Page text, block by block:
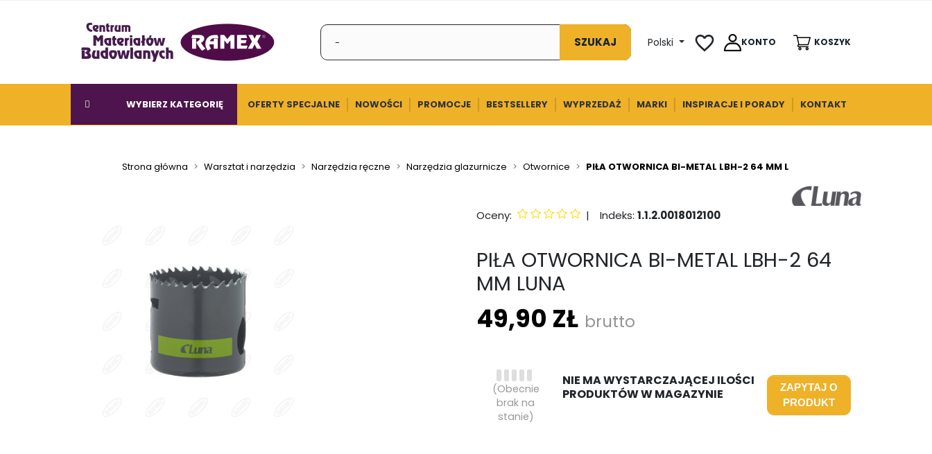
SZUKAJ Polski favorite_border KONTO KOSZYK
WYBIERZ KATEGORIĘ OFERTY SPECJALNE NOWOŚCI PROMOCJE BESTSELLERY WYPRZEDAŻ MARKI INSPIRACJE I PORADY KONTAKT
Strona główna Warsztat i narzędzia Narzędzia ręczne Narzędzia glazurnicze Otwornice PIŁA OTWORNICA BI-METAL LBH-2 64 MM LUNA
Oceny: | Indeks: 1.1.2.0018012100
PIŁA OTWORNICA BI-METAL LBH-2 64
MM LUNA
49,90 ZŁ brutto
NIE MA WYSTARCZAJĄCEJ ILOŚCI
PRODUKTÓW W MAGAZYNIE
(Obecnie
brak na
stanie)
ZAPYTAJ O
PRODUKT